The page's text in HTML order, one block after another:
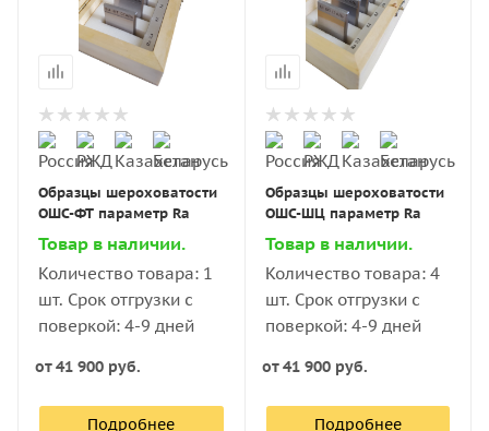
Образцы шероховатости
ОШС-ФТ параметр Ra
Товар в наличии.
Количество товара: 1
шт. Срок отгрузки с
поверкой: 4-9 дней
от41 900 руб.
Подробнее
Образцы шероховатости
ОШС-ШЦ параметр Ra
Товар в наличии.
Количество товара: 4
шт. Срок отгрузки с
поверкой: 4-9 дней
от41 900 руб.
Подробнее